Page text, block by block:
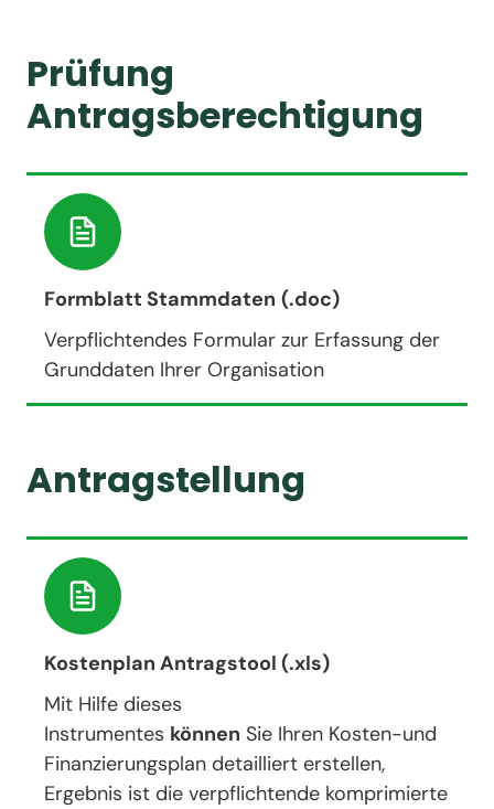
Prüfung
Antragsberechtigung
Formblatt Stammdaten (.doc)
Verpflichtendes Formular zur Erfassung der
Grunddaten Ihrer Organisation
Antragstellung
Kostenplan Antragstool (.xls)
Mit Hilfe dieses
Instrumentes können Sie Ihren Kosten-und
Finanzierungsplan detailliert erstellen,
Ergebnis ist die verpflichtende komprimierte